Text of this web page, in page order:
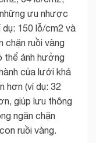
ưu nhược
150 lỗ/cm2 và
chặn ruồi vàng
thể ảnh hưởng
của lưới khá
(ví dụ: 32
giúp lưu thông
ngăn chặn
ruồi vàng.